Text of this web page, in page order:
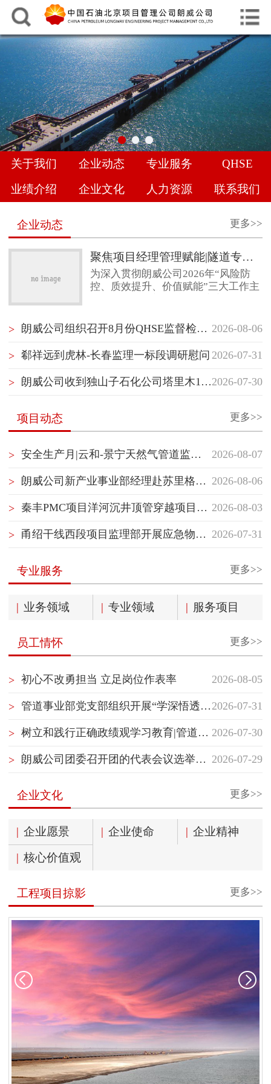
中文 English
网站首页
关于我们
企业动态
专业服务
业绩介绍
企业文化
人力资源
关于我们 企业动态 专业服务
QHSE
业绩介绍
企业文化 人力资源 联系我们
更多>>
企业动态
聚焦项目经理管理赋能|隧道专项管理经验交流，共促地下工程管理提升
为深入贯彻朗威公司2026年“风险防
控、质效提升、价值赋能”三大工作主
焦项目经理管理赋能”“聚焦最后一公
里落地执行”“聚焦横向纵向信息沟
通”为抓手，坚持问题导向，持续推动
项目管理重塑与履职能力提升。继5月
10日首次跨事业部项目管理经验交流
后，7月30日，项目管理部（质量健康
2026-08-06
> 朗威公司组织召开8月份QHSE监督检查启动会
2026-07-31
> 郗祥远到虎林-长春监理一标段调研慰问
2026-07-30
> 朗威公司收到独山子石化公司塔里木120万吨/年二期乙烯项目开工试车指挥部感谢信
更多>>
项目动态
2026-08-07
> 安全生产月|云和-景宁天然气管道监理部组织开展生产安全应急处置演练
2026-08-06
> 朗威公司新产业事业部经理赴苏里格气田项目群开展QHSE专项督查并慰问一线员工
2026-08-03
> 秦丰PMC项目洋河沉井顶管穿越项目顺利开顶
2026-07-31
> 甬绍干线西段项目监理部开展应急物资专项检查
更多>>
专业服务
| 业务领域 | 专业领域 | 服务项目
更多>>
员工情怀
2026-08-05
> 初心不改勇担当 立足岗位作表率
2026-07-31
> 管道事业部党支部组织开展“学深悟透国企党建精神”主题党日活动
2026-07-30
> 树立和践行正确政绩观学习教育|管道事业部党支部开展“树立和践行正确政绩观”专题党课学习
2026-07-29
> 朗威公司团委召开团的代表会议选举团的代表
更多>>
企业文化
| 企业愿景 | 企业使命 | 企业精神
| 核心价值观
更多>>
工程项目掠影